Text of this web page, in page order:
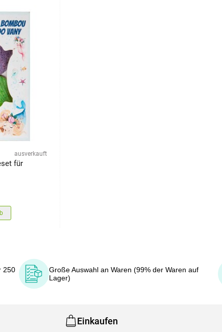
ausverkauft
für
250
Große Auswahl an Waren (99% der Waren auf
Lager)
Einkaufen